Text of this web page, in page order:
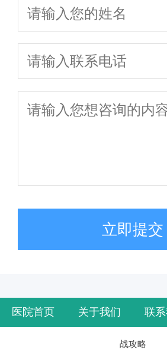
立即提交
医院首页 关于我们 联
战攻略